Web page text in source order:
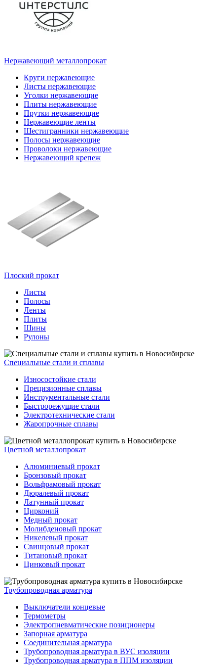
Нержавеющий металлопрокат
Круги нержавеющие
Листы нержавеющие
Уголки нержавеющие
Плиты нержавеющие
Прутки нержавеющие
Нержавеющие ленты
Шестигранники нержавеющие
Полосы нержавеющие
Проволоки нержавеющие
Нержавеющий крепеж
Плоский прокат
Листы
Полосы
Ленты
Плиты
Шины
Рулоны
Специальные стали и сплавы
Износостойкие стали
Прецизионные сплавы
Инструментальные стали
Быстрорежущие стали
Электротехнические стали
Жаропрочные сплавы
Цветной металлопрокат
Алюминиевый прокат
Бронзовый прокат
Вольфрамовый прокат
Дюралевый прокат
Латунный прокат
Цирконий
Медный прокат
Молибденовый прокат
Никелевый прокат
Свинцовый прокат
Титановый прокат
Цинковый прокат
Трубопроводная арматура
Выключатели концевые
Термометры
Электропневматические позиционеры
Запорная арматура
Соединительная арматура
Трубопроводная арматура в ВУС изоляции
Трубопроводная арматура в ППМ изоляции